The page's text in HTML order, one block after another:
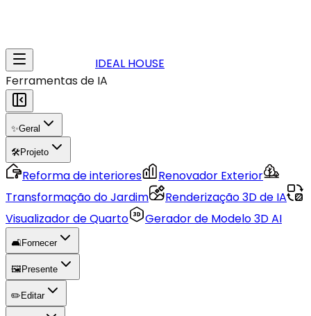
IDEAL HOUSE
Ferramentas de IA
✨Geral
🛠️Projeto
Reforma de interiores
Renovador Exterior
Transformação do Jardim
Renderização 3D de IA
Visualizador de Quarto
Gerador de Modelo 3D AI
🛋️Fornecer
🖼️ Presente
✏️ Editar